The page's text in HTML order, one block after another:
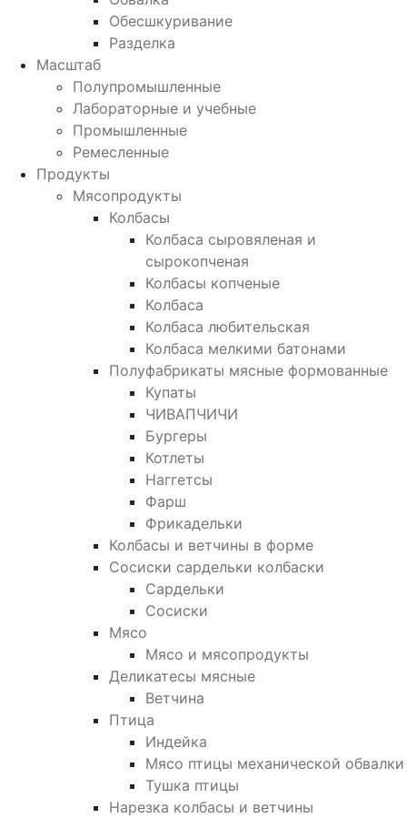
Обесшкуривание
Разделка
Масштаб
Полупромышленные
Лабораторные и учебные
Промышленные
Ремесленные
Продукты
Мясопродукты
Колбасы
Колбаса сыровяленая и
сырокопченая
Колбасы копченые
Колбаса
Колбаса любительская
Колбаса мелкими батонами
Полуфабрикаты мясные формованные
Купаты
ЧИВАПЧИЧИ
Бургеры
Котлеты
Наггетсы
Фарш
Фрикадельки
Колбасы и ветчины в форме
Сосиски сардельки колбаски
Сардельки
Сосиски
Мясо
Мясо и мясопродукты
Деликатесы мясные
Ветчина
Птица
Индейка
Мясо птицы механической обвалки
Тушка птицы
Нарезка колбасы и ветчины